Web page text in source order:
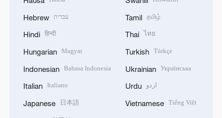
Hebrew עברית
Hindi हिन्दी
Hungarian Magyar
Indonesian Bahasa Indonesia
Italian Italiano
Japanese 日本語
Tamil தமிழ்
Thai ไทย
Turkish Türkçe
Ukrainian Українська
Urdu اردو
Vietnamese Tiếng Việt